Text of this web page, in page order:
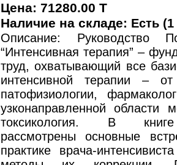
Цена: 71280.00 T
Наличие на складе: Есть
Описание: Руководство
“Интенсивная терапия” –
труд, охватывающий все
интенсивной терапии – от
патофизиологии,
узконаправленной области
токсикология. В
рассмотрены основные
практике врача-